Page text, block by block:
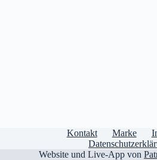
Kontakt Marke
Website und Live-App von